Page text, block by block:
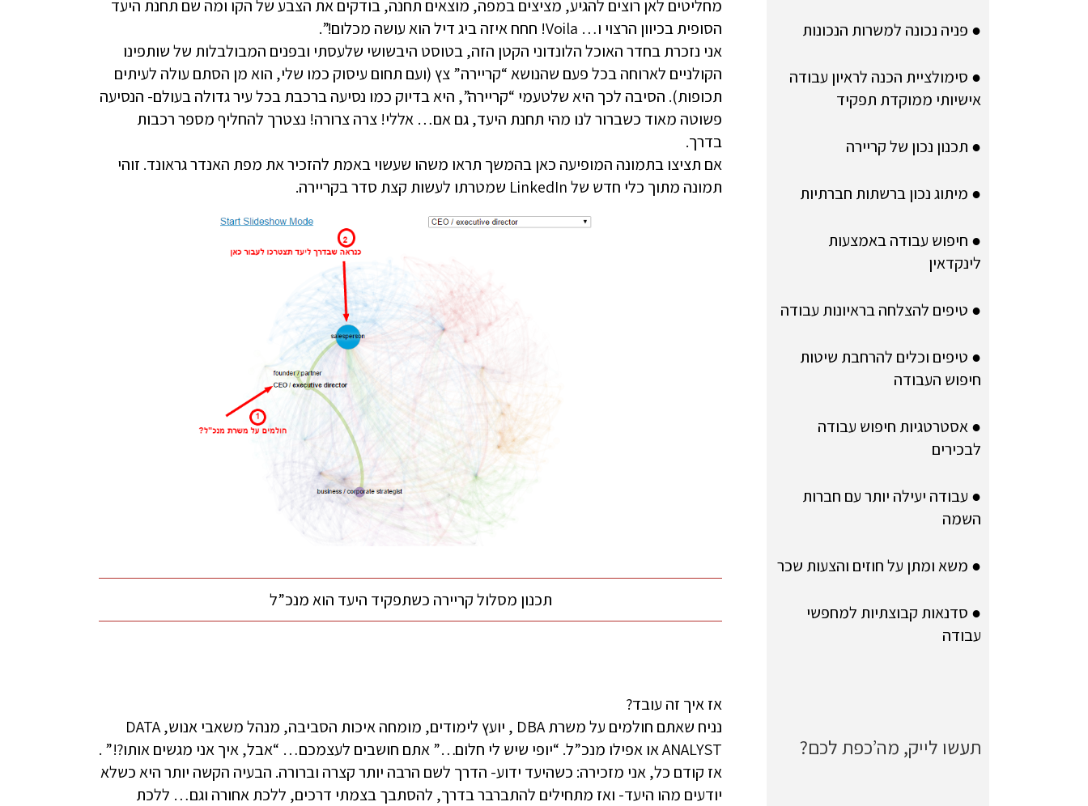
מחליטים לאן רוצים להגיע, מציצים במפה, מוצאים תחנה, בודקים את הצבע של הקו ומה שם תחנת היעד
הסופית בכיוון הרצוי ו… Voila! חחח איזה ביג דיל הוא עושה מכלום!”.
אני נזכרת בחדר האוכל הלונדוני הקטן הזה, בטוסט היבשושי שלעסתי ובפנים המבולבלות של שותפינו
הקולניים לארוחה בכל פעם שהנושא “קריירה” צץ (ועם תחום עיסוק כמו שלי, הוא מן הסתם עולה לעיתים
תכופות). הסיבה לכך היא שלטעמי “קריירה”, היא בדיוק כמו נסיעה ברכבת בכל עיר גדולה בעולם- הנסיעה
פשוטה מאוד כשברור לנו מהי תחנת היעד, גם אם… אללי! צרה צרורה! נצטרך להחליף מספר רכבות
בדרך.
אם תציצו בתמונה המופיעה כאן בהמשך תראו משהו שעשוי באמת להזכיר את מפת האנדר גראונד. זוהי
תמונה מתוך כלי חדש של LinkedIn שמטרתו לעשות קצת סדר בקריירה.
תכנון מסלול קריירה כשתפקיד היעד הוא מנכ”ל
אז איך זה עובד?
נניח שאתם חולמים על משרת DBA , יועץ לימודים, מומחה איכות הסביבה, מנהל משאבי אנוש, DATA
ANALYST או אפילו מנכ”ל. “יופי שיש לי חלום…” אתם חושבים לעצמכם… “אבל, איך אני מגשים אותו?!” .
אז קודם כל, אני מזכירה: כשהיעד ידוע- הדרך לשם הרבה יותר קצרה וברורה. הבעיה הקשה יותר היא כשלא
יודעים מהו היעד- ואז מתחילים להתברבר בדרך, להסתבך בצמתי דרכים, ללכת אחורה וגם… ללכת
● פניה נכונה למשרות הנכונות
● סימולציית הכנה לראיון עבודה
אישיותי ממוקדת תפקיד
● תכנון נכון של קריירה
● מיתוג נכון ברשתות חברתיות
● חיפוש עבודה באמצעות
לינקדאין
● טיפים להצלחה בראיונות עבודה
● טיפים וכלים להרחבת שיטות
חיפוש העבודה
● אסטרטגיות חיפוש עבודה
לבכירים
● עבודה יעילה יותר עם חברות
השמה
● משא ומתן על חוזים והצעות שכר
● סדנאות קבוצתיות למחפשי
עבודה
תעשו לייק, מה’כפת לכם?